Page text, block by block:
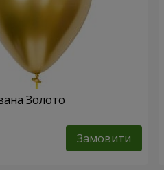
Золото
Замовити